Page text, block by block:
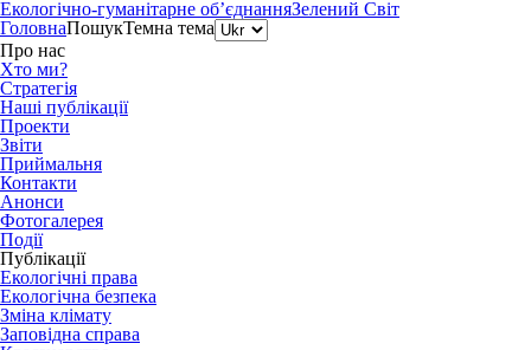
Екологічно-гуманітарне об’єднанняЗелений Світ
ГоловнаПошукТемна тема
Про нас
Хто ми?
Стратегія
Наші публікації
Проекти
Звіти
Приймальня
Контакти
Анонси
Фотогалерея
Події
Публікації
Екологічні права
Екологічна безпека
Зміна клімату
Заповідна справа